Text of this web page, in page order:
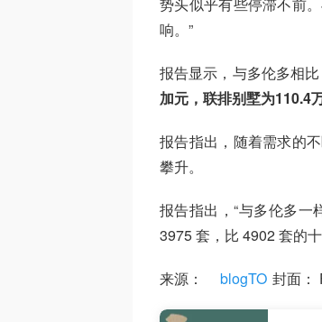
响。”
报告显示，与多伦多相
加元，联排别墅为110.4
报告指出，随着需求的
攀升。
报告指出，“与多伦多
3975 套，比 4902 套的
来源： blogTO 封面：